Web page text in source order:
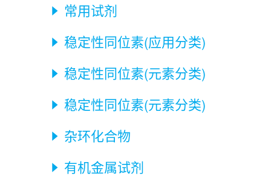
 常用试剂
 稳定性同位素(应用分类)
 稳定性同位素(元素分类)
 稳定性同位素(元素分类)
 杂环化合物
 有机金属试剂